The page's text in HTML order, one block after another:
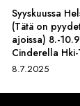
Syyskuussa
(Tätä on
ajoissa) 8.-
Cinderella
8.7.2025